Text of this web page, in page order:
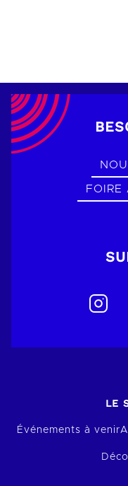
FOIRE
LE
Événements à venir